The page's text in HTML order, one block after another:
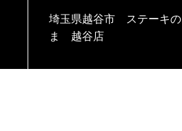
埼玉県越谷市 ステーキ
ま 越谷店